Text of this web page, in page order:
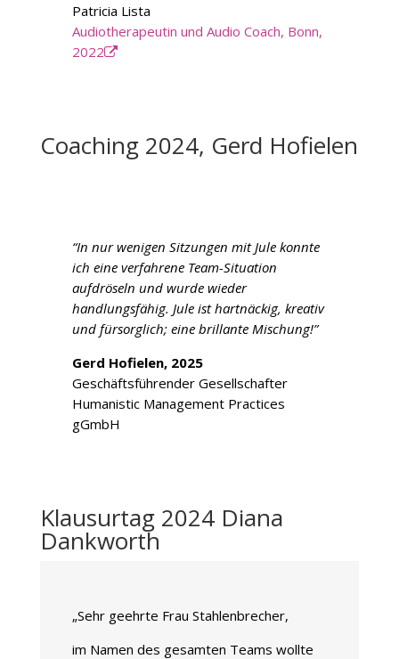
Patricia Lista
Audiotherapeutin und Audio Coach, Bonn,
2022
Coaching 2024, Gerd Hofielen
“In nur wenigen Sitzungen mit Jule konnte
ich eine verfahrene Team-Situation
aufdröseln und wurde wieder
handlungsfähig. Jule ist hartnäckig, kreativ
und fürsorglich; eine brillante Mischung!​”
Gerd Hofielen, 2025
Geschäftsführender Gesellschafter
Humanistic Management Practices
gGmbH
Klausurtag 2024 Diana
Dankworth
„Sehr geehrte Frau Stahlenbrecher,
im Namen des gesamten Teams wollte